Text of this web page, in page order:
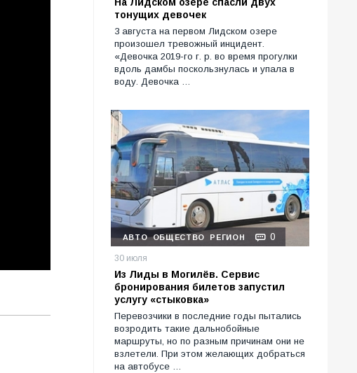
На Лидском озере спасли двух
тонущих девочек
3 августа на первом Лидском озере
произошел тревожный инцидент.
«Девочка 2019-го г. р. во время прогулки
вдоль дамбы поскользнулась и упала в
воду. Девочка …
АВТО ОБЩЕСТВО РЕГИОН 0
30 июля
Из Лиды в Могилёв. Сервис
бронирования билетов запустил
услугу «стыковка»
Перевозчики в последние годы пытались
возродить такие дальнобойные
маршруты, но по разным причинам они не
взлетели. При этом желающих добраться
на автобусе …